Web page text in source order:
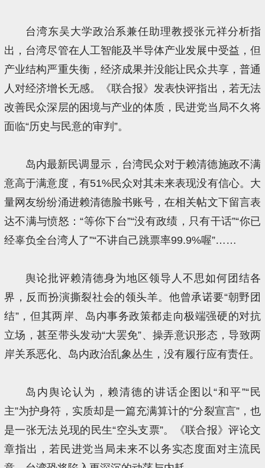
台湾东吴大学政治系兼任助理教授张元祥分析指
出，台湾尽管在人工智能及半导体产业发展中受益，但
产业结构严重失衡，经济成果并没能让民众共享，普通
人对经济增长无感。《联合报》发表快评指出，若无法
改善民众深层的困境与产业的体质，民进党当局不久将
面临“历史与民意的审判”。
岛内最新民调显示，台湾民众对于赖清德施政不满
意高于满意度，有51%民众对其未来表现没有信心。大
量网友纷纷涌进赖清德脸书账号，在相关帖文下留言表
达不满与愤怒：“等你下台”“没有政绩，只有干话”“你已
经辜负全台湾人了”“不讲自己跳票率99.9%喔”……
舆论批评赖清德身为地区领导人不思如何团结各
界，反而扮演撕裂社会的领头羊。他曾承诺要“朝野团
结”，但其两岸、岛内事务政策都走向极端强硬的对抗
立场，甚至带头发动“大罢免”、操弄意识形态，导致两
岸关系恶化、岛内政治乱象丛生，没有履行应有责任。
岛内舆论认为，赖清德的讲话企图以“和平”“民
主”为护身符，实质却是一篇充满算计的“分裂宣言”，也
是一张无法兑现的民生“空头支票”。《联合报》评论文
章指出，若民进党当局未来不以务实态度面对主流民